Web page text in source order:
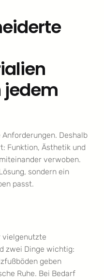
jedem
Deshalb
Funktion, Ästhetik und
verwoben.
sondern ein
passt.
vielgenutzte
zwei Dinge wichtig:
geben
Ruhe. Bei Bedarf